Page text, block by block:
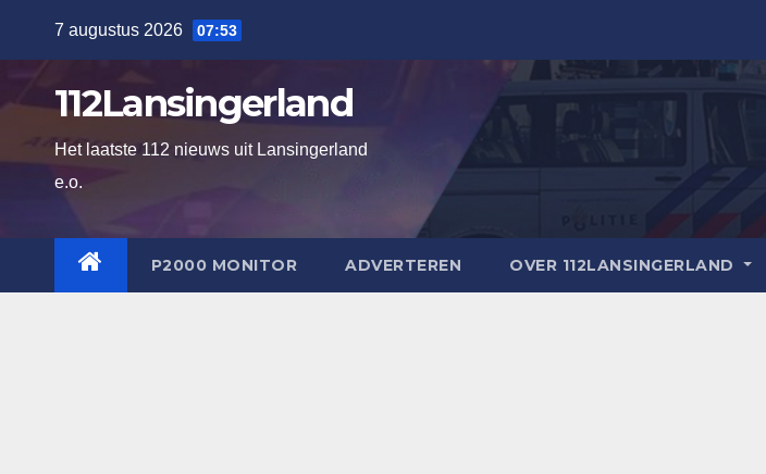
inhoud
7 augustus 2026 07:53
112Lansingerland
Het laatste 112 nieuws uit Lansingerland
e.o.
P2000 MONITOR ADVERTEREN OVER 112LANSINGERLAND